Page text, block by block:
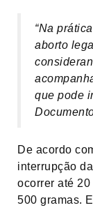
“Na
aborto
que pode
De acordo
interrupção
ocorrer até
500 gramas.